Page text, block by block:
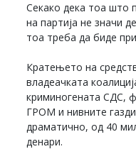
Секако дека тоа што
на партија не значи
тоа треба да биде
Кратењето на
владеачката
криминогената СДС,
ГРОМ и нивните
драматично, од 40
денари.